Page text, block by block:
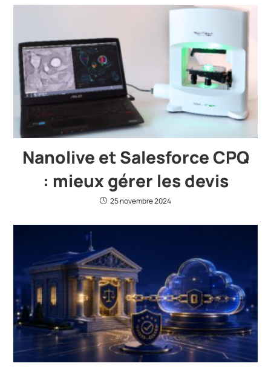
Nanolive et Salesforce CPQ
: mieux gérer les devis
25 novembre 2024